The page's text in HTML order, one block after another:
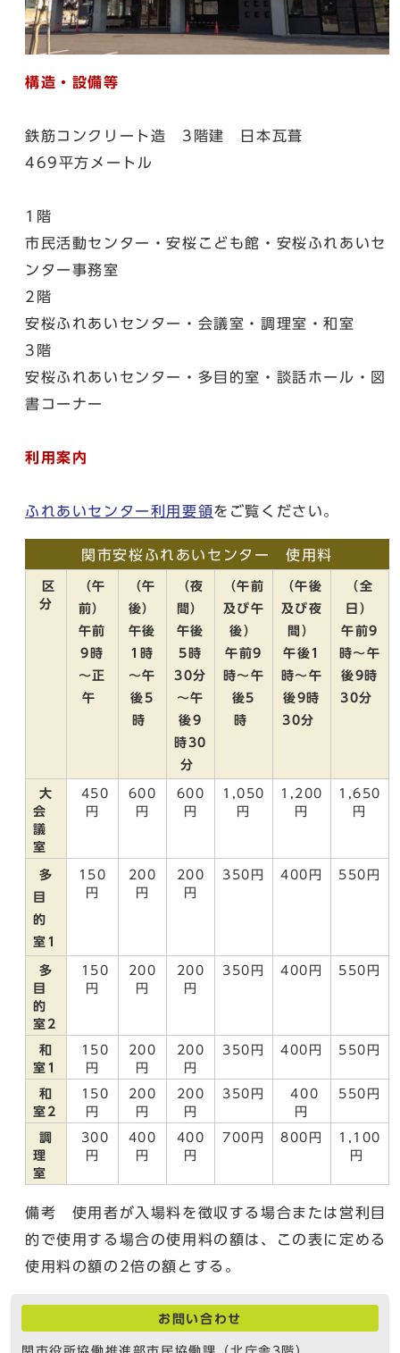
構造・設備等
鉄筋コンクリート造 3階建 日本瓦葺
469平方メートル
1階
市民活動センター・安桜こども館・安桜ふれあいセ
ンター事務室
2階
安桜ふれあいセンター・会議室・調理室・和室
3階
安桜ふれあいセンター・多目的室・談話ホール・図
書コーナー
利用案内
ふれあいセンター利用要領をご覧ください。
関市安桜ふれあいセンター 使用料
区
分
（午
前）
午前
9時
～正
午
（午
後）
午後
1時
～午
後5
時
（夜
間）
午後
5時
30分
～午
後9
時30
分
（午前
及び午
後）
午前9
時～午
後5
時
（午後
及び夜
間）
午後1
時～午
後9時
30分
（全
日）
午前9
時～午
後9時
30分
大
会
議
室
450
円
600
円
600
円
1,050
円
1,200
円
1,650
円
多
目
的
室1
150
円
200
円
200
円
350円 400円 550円
多
目
的
室2
150
円
200
円
200
円
350円 400円 550円
和
室1
150
円
200
円
200
円
350円 400円 550円
和
室2
150
円
200
円
200
円
350円
400
円
550円
調
理
室
300
円
400
円
400
円
700円 800円
1,100
円
備考 使用者が入場料を徴収する場合または営利目
的で使用する場合の使用料の額は、この表に定める
使用料の額の2倍の額とする。
お問い合わせ